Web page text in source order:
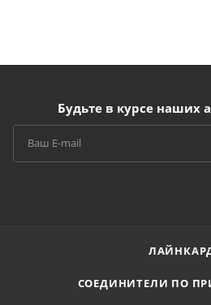
Будьте в курсе наших
СОЕДИНИТЕЛИ ПО